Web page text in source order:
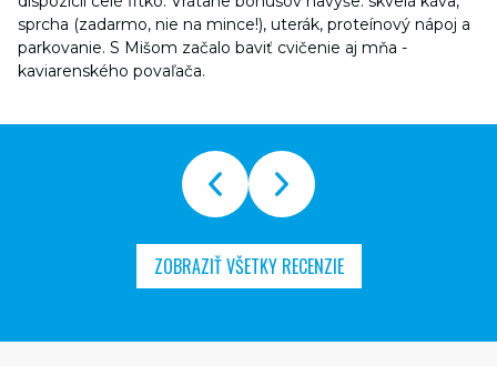
sprcha (zadarmo, nie na mince!), uterák, proteínový nápoj a
parkovanie. S Mišom začalo baviť cvičenie aj mňa -
kaviarenského povaľača.
ZOBRAZIŤ VŠETKY RECENZIE